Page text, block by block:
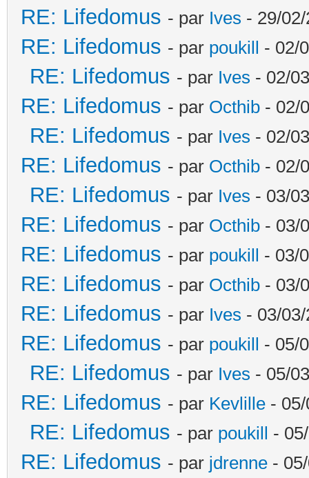
RE: Lifedomus - par Ives - 29/
RE: Lifedomus - par poukill - 02/
RE: Lifedomus - par Ives - 02/
RE: Lifedomus - par Octhib - 02/
RE: Lifedomus - par Ives - 02/
RE: Lifedomus - par Octhib - 02/
RE: Lifedomus - par Ives - 03/
RE: Lifedomus - par Octhib - 03/
RE: Lifedomus - par poukill - 03/
RE: Lifedomus - par Octhib - 03/
RE: Lifedomus - par Ives - 03/
RE: Lifedomus - par poukill - 05/
RE: Lifedomus - par Ives - 05/
RE: Lifedomus - par Kevlille -
RE: Lifedomus - par poukill -
RE: Lifedomus - par jdrenne -